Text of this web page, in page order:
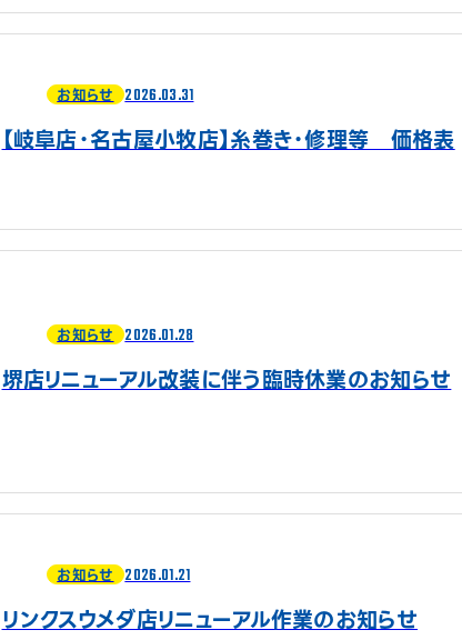
お知らせ 2026.03.31
【岐阜店・名古屋小牧店】糸巻き・修理等 価格表
お知らせ 2026.01.28
堺店リニューアル改装に伴う臨時休業のお知らせ
お知らせ 2026.01.21
リンクスウメダ店リニューアル作業のお知らせ